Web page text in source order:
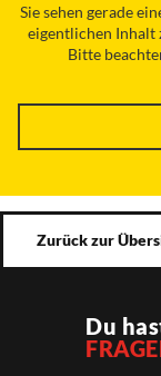
Sie sehen gerade
eigentlichen Inhalt
Bitte
Zurück zur
Du